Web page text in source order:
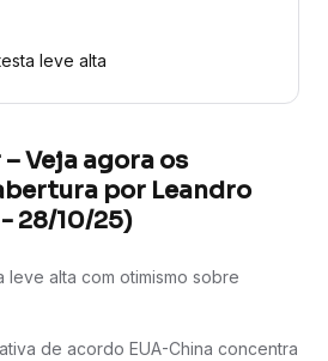
leve alta
Veja agora os
por Leandro
28/10/25)
leve alta com otimismo sobre
de acordo EUA-China concentra